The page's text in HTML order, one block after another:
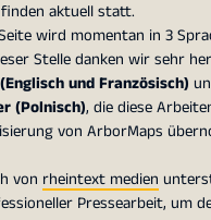
aktuell statt.
wird momentan in 3
Stelle danken wir sehr
und Französisch)
(Polnisch), die diese
von ArborMaps
von rheintext medien
Pressearbeit, um